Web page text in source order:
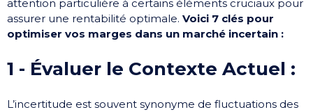
attention particulière à certains éléments cruciaux pour
assurer une rentabilité optimale. Voici 7 clés pour
optimiser vos marges dans un marché incertain :
1 - Évaluer le Contexte Actuel :​
L’incertitude est souvent synonyme de fluctuations des